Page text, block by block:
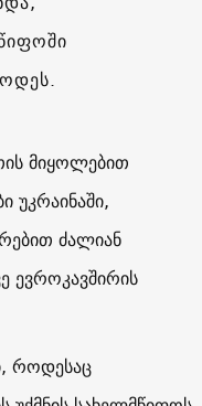
მიყოლებით
უკრაინაში,
ძალიან
ევროკავშირის
როდესაც